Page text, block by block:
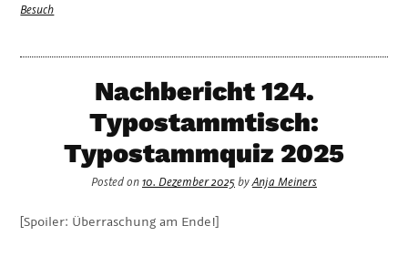
Besuch
Nachbericht 124.
Typostammtisch:
Typostammquiz 2025
Posted on10. Dezember 2025byAnja Meiners
[Spoiler: Überraschung am Ende!]